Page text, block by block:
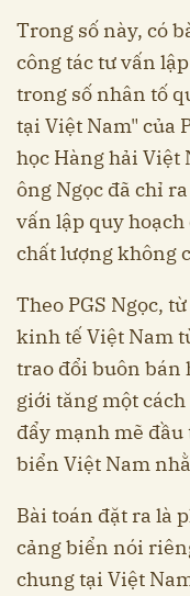
Trong số này, có
công tác tư vấn
trong số nhân tố
tại Việt Nam" của
học Hàng hải Việt
ông Ngọc đã chỉ
vấn lập quy
chất lượng không
Theo PGS Ngọc,
kinh tế Việt Nam
trao đổi buôn bán
giới tăng một
đẩy mạnh mẽ
biển Việt Nam
Bài toán đặt ra là
cảng biển nói
chung tại Việt